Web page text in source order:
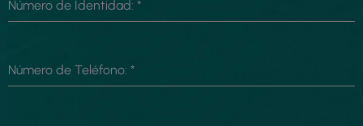
Número de Identidad: *
Número de Teléfono: *